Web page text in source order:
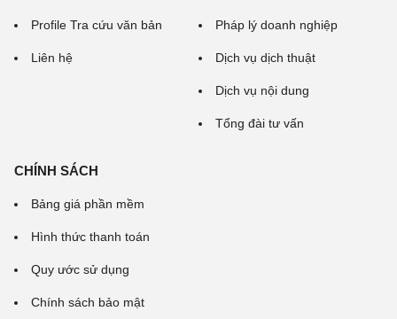
Profile Tra cứu văn bản
Liên hệ
Pháp lý doanh nghiệp
Dịch vụ dịch thuật
Dịch vụ nội dung
Tổng đài tư vấn
CHÍNH SÁCH
Bảng giá phần mềm
Hình thức thanh toán
Quy ước sử dụng
Chính sách bảo mật